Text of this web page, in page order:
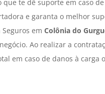
te dê suporte em caso
e garanta o melhor
em Colônia do
Ao realizar a
em caso de danos à carga